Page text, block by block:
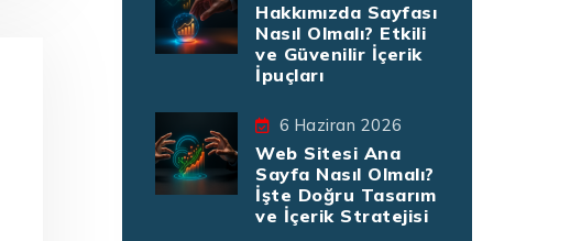
Hakkımızda Sayfası
Nasıl Olmalı? Etkili
ve Güvenilir İçerik
İpuçları
6 Haziran 2026
Web Sitesi Ana
Sayfa Nasıl Olmalı?
İşte Doğru Tasarım
ve İçerik Stratejisi